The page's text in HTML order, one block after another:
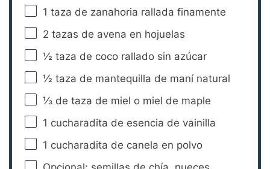
1 taza de zanahoria rallada finamente
2 tazas de avena en hojuelas
½ taza de coco rallado sin azúcar
½ taza de mantequilla de maní natural
⅓ de taza de miel o miel de maple
1 cucharadita de esencia de vainilla
1 cucharadita de canela en polvo